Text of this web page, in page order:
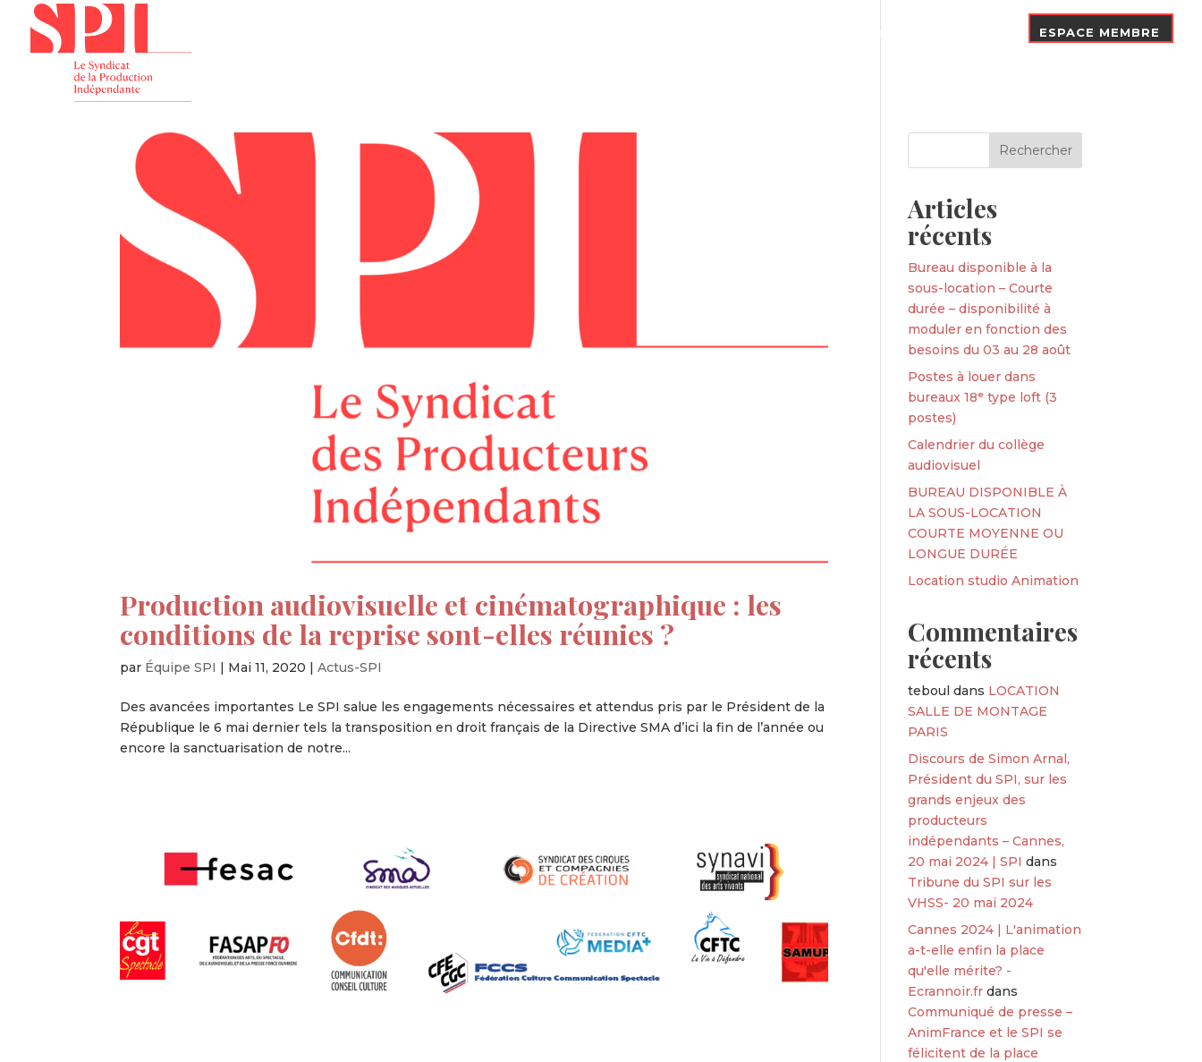
Nos Adhérents ESPACE MEMBRE
Production audiovisuelle et cinématographique : les
conditions de la reprise sont-elles réunies ?
par Équipe SPI Mai 11, 2020 |Actus-SPI
Des avancées importantes Le SPI salue les engagements nécessaires et attendus pris par le Président de la
République le 6 mai dernier tels la transposition en droit français de la Directive SMA d’ici la fin de l’année ou
encore la sanctuarisation de notre...
Articles
récents
Bureau disponible à la
sous-location – Courte
durée – disponibilité à
moduler en fonction des
besoins du 03 au 28 août
Postes à louer dans
bureaux 18ᵉ type loft (3
postes)
Calendrier du collège
audiovisuel
BUREAU DISPONIBLE À
LA SOUS-LOCATION
COURTE MOYENNE OU
LONGUE DURÉE
Location studio Animation
Commentaires
récents
teboul dans LOCATION
SALLE DE MONTAGE
PARIS
Discours de Simon Arnal,
Président du SPI, sur les
grands enjeux des
producteurs
indépendants – Cannes,
20 mai 2024 | SPI dans
Tribune du SPI sur les
VHSS- 20 mai 2024
Cannes 2024 | L'animation
a-t-elle enfin la place
qu'elle mérite? -
Ecrannoir.fr dans
Communiqué de presse –
AnimFrance et le SPI se
félicitent de la place